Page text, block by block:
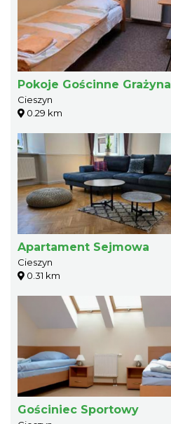
Pokoje Gościnne Grażyna
Cieszyn
0.29 km
Apartament Sejmowa
Cieszyn
0.31 km
Gościniec Sportowy